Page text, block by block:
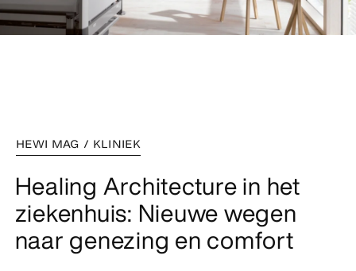
HEWI MAG / KLINIEK
Healing Architecture in het
ziekenhuis: Nieuwe wegen
naar genezing en comfort